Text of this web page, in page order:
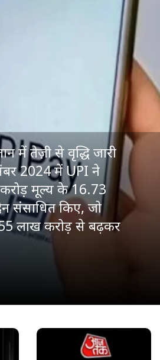
में तेज़ी से वृद्धि जारी
2024 में UPI ने
मूल्य के 16.73
संसाधित किए, जो
लाख करोड़ से बढ़कर